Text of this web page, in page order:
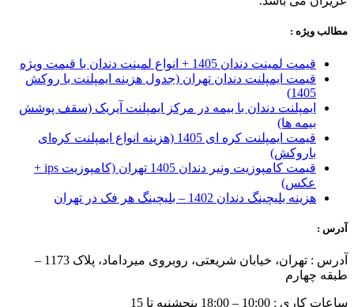
مطالب ویژه :
قیمت لمینت دندان 1405 + انواع لمینت دندان با قیمت ویژه
قیمت ایمپلنت دندان تهران (جدول هزینه ایمپلنت با روکش
1405)
ایمپلنت دندان با بیمه در مرکز ایمپلنت آیریک (سقف پوشش
بیمه ها)
قیمت ایمپلنت کره ای‌ 1405 (هزینه انواع ایمپلنت کره‌ای
با‌روکش)
قیمت کامپوزیت ونیر دندان 1405 تهران (کامپوزیت ips +
عکس)
هزینه بلیچینگ دندان 1402 – بلیچینگ هر فک در تهران
آدرس :
آدرس : تهران، خیابان شریعتی، روبروی میرداماد، پلاک 1173 –
طبقه چهارم
ساعات کاری : 10:00 – 18:00 پنجشنبه تا 15